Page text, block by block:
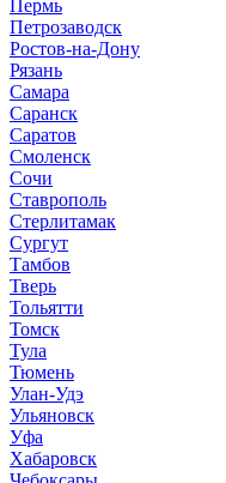
Пермь
Петрозаводск
Ростов-на-Дону
Рязань
Самара
Саранск
Саратов
Смоленск
Сочи
Ставрополь
Стерлитамак
Сургут
Тамбов
Тверь
Тольятти
Томск
Тула
Тюмень
Улан-Удэ
Ульяновск
Уфа
Хабаровск